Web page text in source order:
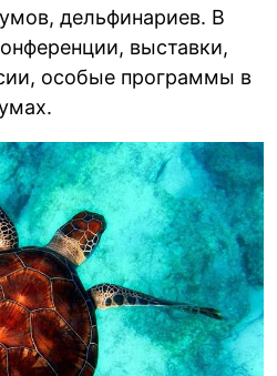
дельфинариев. В
выставки,
особые программы в